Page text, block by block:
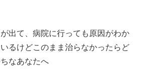
出て、病院に行っても原因がわか
るけどこのまま治らなかったらど
なあなたへ